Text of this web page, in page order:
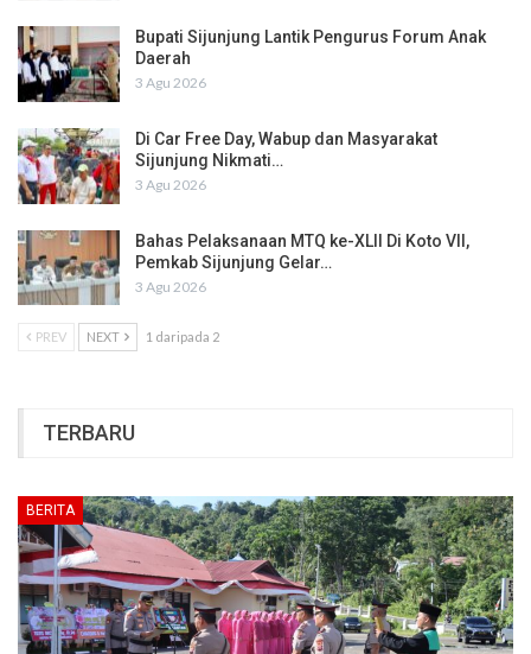
Bupati Sijunjung Lantik Pengurus Forum Anak
Daerah
3 Agu 2026
Di Car Free Day, Wabup dan Masyarakat
Sijunjung Nikmati…
3 Agu 2026
Bahas Pelaksanaan MTQ ke-XLII Di Koto VII,
Pemkab Sijunjung Gelar…
3 Agu 2026
PREV NEXT 1 daripada 2
TERBARU
BERITA